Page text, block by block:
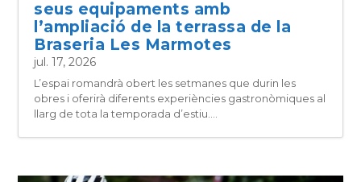
seus equipaments amb
l’ampliació de la terrassa de la
Braseria Les Marmotes
jul. 17, 2026
L’espai romandrà obert les setmanes que durin les
obres i oferirà diferents experiències gastronòmiques al
llarg de tota la temporada d’estiu....